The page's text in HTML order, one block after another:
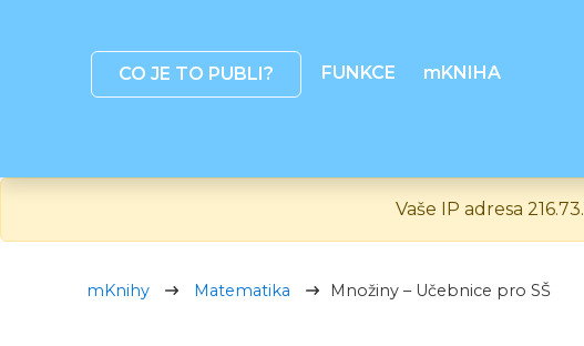
CO JE TO PUBLI? FUNKCE mKNIHA
Vaše IP adresa
mKnihy Matematika Množiny – Učebnice pro SŠ